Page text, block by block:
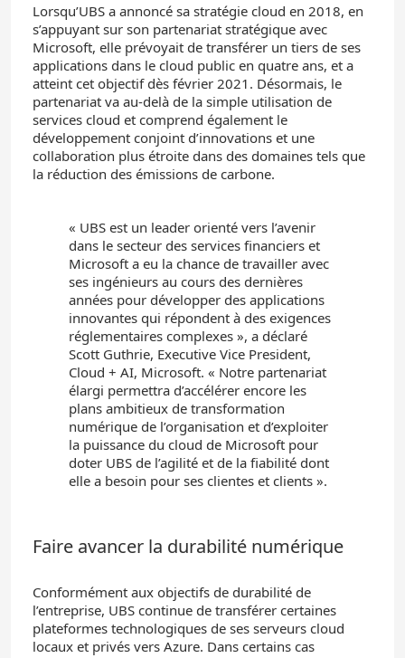
Lorsqu’UBS a annoncé sa stratégie cloud en 2018, en
s’appuyant sur son partenariat stratégique avec
Microsoft, elle prévoyait de transférer un tiers de ses
applications dans le cloud public en quatre ans, et a
atteint cet objectif dès février 2021. Désormais, le
partenariat va au-delà de la simple utilisation de
services cloud et comprend également le
développement conjoint d’innovations et une
collaboration plus étroite dans des domaines tels que
la réduction des émissions de carbone.
« UBS est un leader orienté vers l’avenir
dans le secteur des services financiers et
Microsoft a eu la chance de travailler avec
ses ingénieurs au cours des dernières
années pour développer des applications
innovantes qui répondent à des exigences
réglementaires complexes », a déclaré
Scott Guthrie, Executive Vice President,
Cloud + AI, Microsoft. « Notre partenariat
élargi permettra d’accélérer encore les
plans ambitieux de transformation
numérique de l’organisation et d’exploiter
la puissance du cloud de Microsoft pour
doter UBS de l’agilité et de la fiabilité dont
elle a besoin pour ses clientes et clients ».
Faire avancer la durabilité numérique
Conformément aux objectifs de durabilité de
l’entreprise, UBS continue de transférer certaines
plateformes technologiques de ses serveurs cloud
locaux et privés vers Azure. Dans certains cas